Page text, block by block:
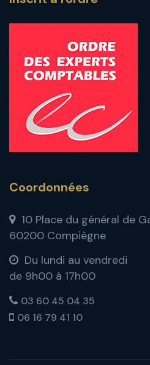
Coordonnées
10 Place du général de
60200 Compiègne
Du lundi au vendredi
de 9h00 à 17h00
03 60 45 04 35
06 16 79 41 10